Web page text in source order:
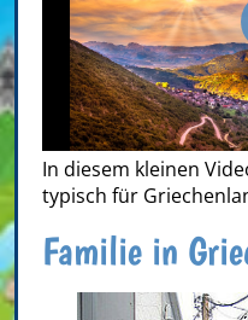
In diesem kleinen
typisch für
Familie in